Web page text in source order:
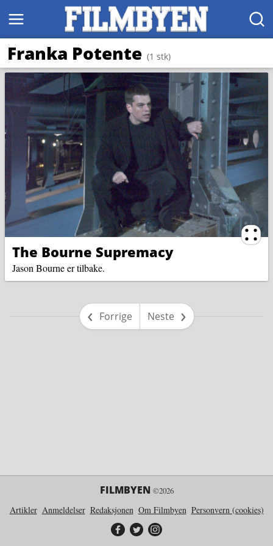
MENY SØK
Franka Potente (1 stk)
The Bourne Supremacy
Jason Bourne er tilbake.
ForrigesideNesteside
FILMBYEN ©2026
Artikler Anmeldelser Redaksjonen Om Filmbyen Personvern (cookies)
Filmbyen på Facebook
Filmbyen på Twitter
Filmbyen på Instagram